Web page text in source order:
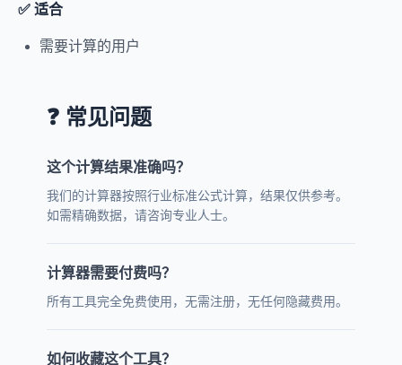
✅ 适合
需要计算的用户
❓ 常见问题
这个计算结果准确吗？
我们的计算器按照行业标准公式计算，结果仅供参考。
如需精确数据，请咨询专业人士。
计算器需要付费吗？
所有工具完全免费使用，无需注册，无任何隐藏费用。
如何收藏这个工具？